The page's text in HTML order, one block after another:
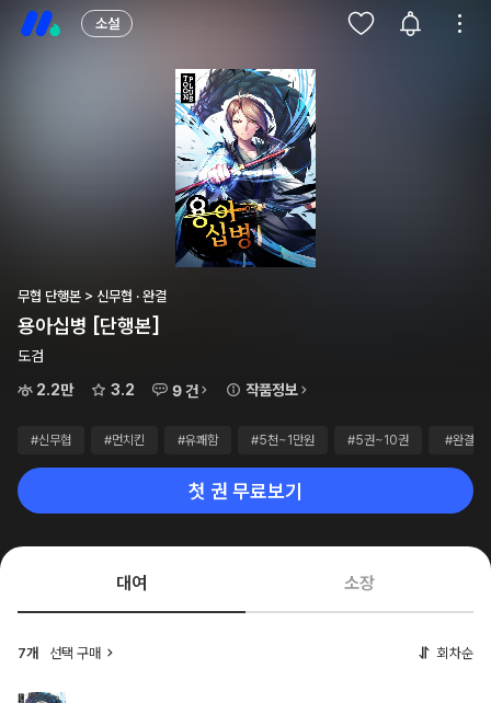
소설
무협 단행본 > 신무협 · 완결
용아십병 [단행본]
도검
2.2만
3.2 9 건 작품정보
#신무협 #먼치킨 #유쾌함 #5천~1만원 #5권~10권 #완결
첫 권 무료보기
대여 소장
7개 선택 구매 회차순